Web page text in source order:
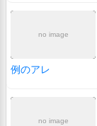
no image
例のアレ
no image